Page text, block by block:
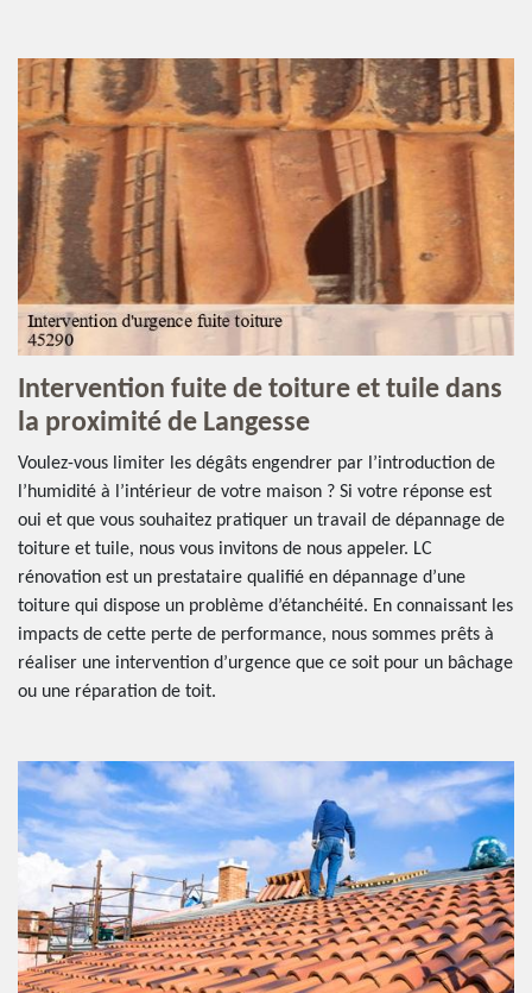
Intervention fuite de toiture et tuile dans
la proximité de Langesse
Voulez-vous limiter les dégâts engendrer par l’introduction de
l’humidité à l’intérieur de votre maison ? Si votre réponse est
oui et que vous souhaitez pratiquer un travail de dépannage de
toiture et tuile, nous vous invitons de nous appeler. LC
rénovation est un prestataire qualifié en dépannage d’une
toiture qui dispose un problème d’étanchéité. En connaissant les
impacts de cette perte de performance, nous sommes prêts à
réaliser une intervention d’urgence que ce soit pour un bâchage
ou une réparation de toit.